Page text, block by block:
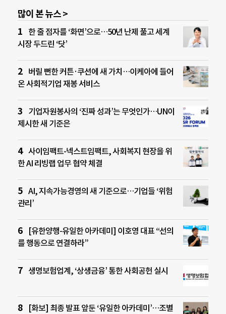
많이 본 뉴스 >
한 줄 점자를 ‘화면’으로…50년 난제 풀고 세계
시장 두드린 ‘닷’
버릴 뻔한 커튼·쿠션에 새 가치…이케아에 들어
온 사회적기업 재봉 서비스
기업자원봉사의 ‘진짜 성과’는 무엇인가…UN이
제시한 새 기준은
사이임팩트-넥스트임팩트, 사회복지 현장을 위
한 AI 리빙랩 업무 협약 체결
AI, 지속가능경영의 새 기준으로…기업들 ‘위험
관리’
[유한양행-유일한 아카데미] 이호영 대표 “선의
를 행동으로 연결하라”
생명보험업계, ‘상생금융’ 통한 사회공헌 실시
[화보] 최종 발표 앞둔 ‘유일한 아카데미’…조별